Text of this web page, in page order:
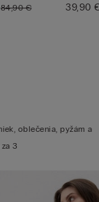
84,90 €
Tvar...
39,90
oblečenia, pyžám a
3